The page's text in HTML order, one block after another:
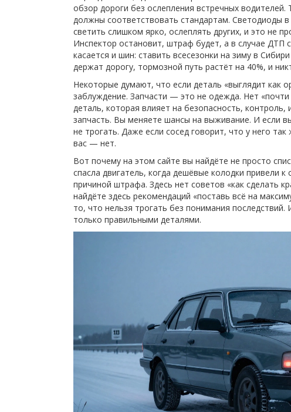
обзор дороги без ослепления встречных водителей.
должны соответствовать стандартам. Светодиоды
светить слишком ярко, ослеплять других, и это не
Инспектор остановит, штраф будет, а в случае ДТП
касается и шин: ставить всесезонки на зиму в
держат дорогу, тормозной путь растёт на 40%, и
Некоторые думают, что если деталь «выглядит как
заблуждение. Запчасти — это не одежда. Нет
деталь, которая влияет на безопасность,
запчасть. Вы меняете шансы на выживание. И если
не трогать. Даже если сосед говорит, что у него
вас — нет.
Вот почему на этом сайте вы найдёте не просто
спасла двигатель, когда дешёвые колодки привели
причиной штрафа. Здесь нет советов «как сделать
найдёте здесь рекомендаций «поставь всё на
то, что нельзя трогать без понимания
только правильными деталями.